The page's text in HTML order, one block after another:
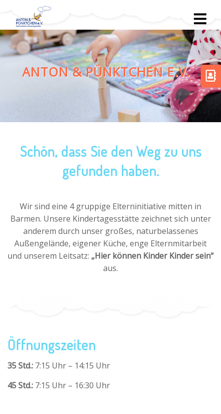
ANTON & PÜNKTCHEN E.V.
Schön, dass Sie den Weg zu uns
gefunden haben.
Wir sind eine 4 gruppige Elterninitiative mitten in
Barmen. Unsere Kindertagesstätte zeichnet sich unter
anderem durch unser großes, naturbelassenes
Außengelände, eigener Küche, enge Elternmitarbeit
und unserem Leitsatz: „Hier können Kinder Kinder sein“
aus.
Öffnungszeiten
35 Std.: 7:15 Uhr – 14:15 Uhr
45 Std.: 7:15 Uhr – 16:30 Uhr